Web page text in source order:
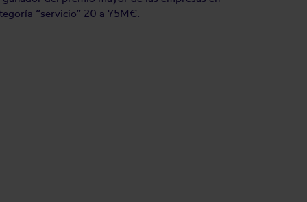
“servicio” 20 a 75M€.